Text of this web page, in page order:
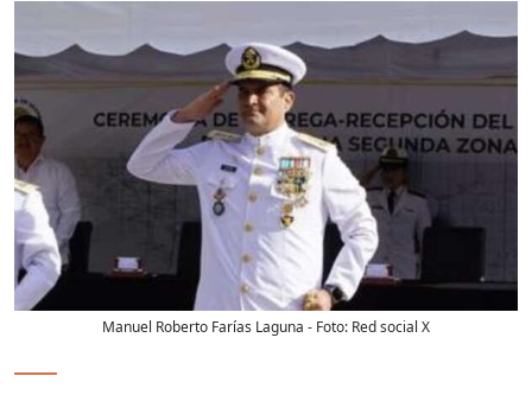
Manuel Roberto Farías Laguna - Foto: Red social X